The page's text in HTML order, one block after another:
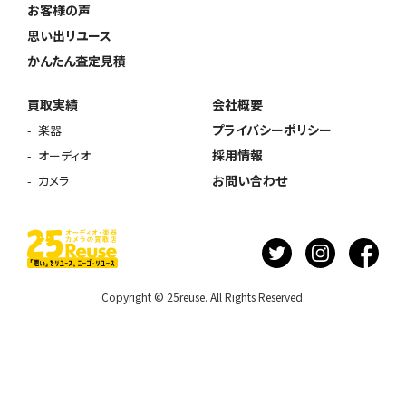
お客様の声
思い出リユース
かんたん査定見積
買取実績
楽器
オーディオ
カメラ
会社概要
プライバシーポリシー
採用情報
お問い合わせ
Copyright © 25reuse. All Rights Reserved.